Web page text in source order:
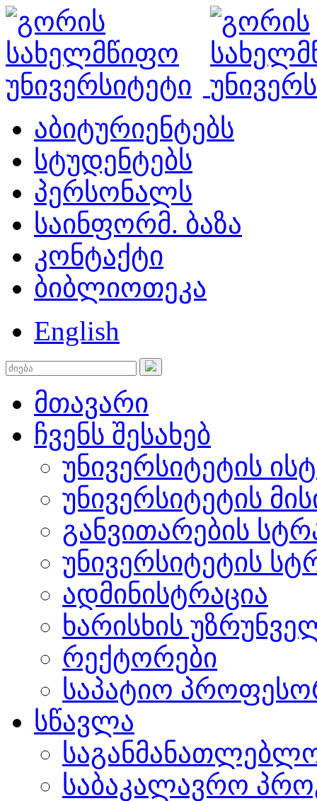
აბიტურიენტებს
სტუდენტებს
პერსონალს
საინფორმ. ბაზა
კონტაქტი
ბიბლიოთეკა
English
მთავარი
ჩვენს შესახებ
უნივერსიტეტის
უნივერსიტეტის
განვითარების
უნივერსიტეტის
ადმინისტრაცია
ხარისხის
რექტორები
საპატიო
სწავლა
საბაკალავრო